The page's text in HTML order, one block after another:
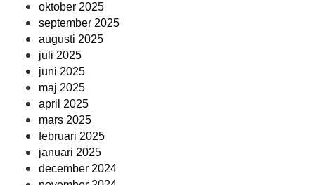
oktober 2025
september 2025
augusti 2025
juli 2025
juni 2025
maj 2025
april 2025
mars 2025
februari 2025
januari 2025
december 2024